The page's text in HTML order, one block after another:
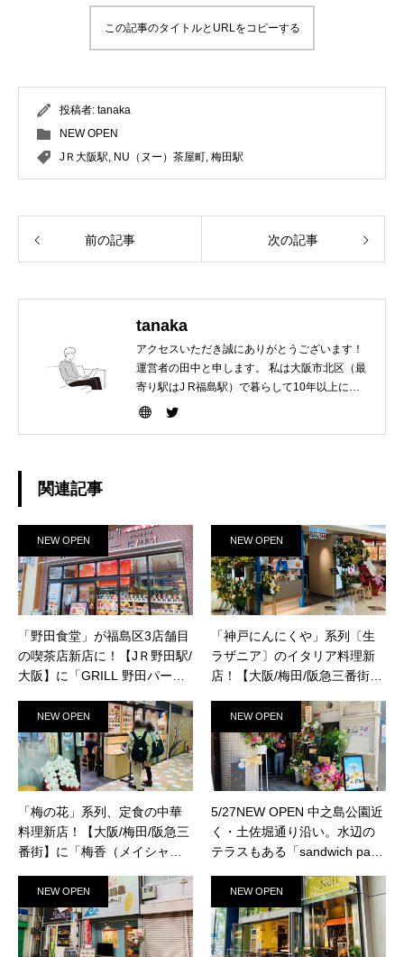
この記事のタイトルとURLをコピーする
投稿者: tanaka
NEW OPEN
JＲ大阪駅 NU（ヌー）茶屋町 梅田駅
前の記事 次の記事
tanaka
アクセスいただき誠にありがとうございます！
運営者の田中と申します。 私は大阪市北区（最
寄り駅はJ R福島駅）で暮らして10年以上にな
ります。 梅田福島野田を生活商圏として行き来
なと思っています。どうぞ宜しくお願いしま
す！
関連記事
NEW OPEN
「野田食堂」が福島区3店舗目
の喫茶店新店に！【JＲ野田駅/
大阪】に「GRILL 野田パーラ
規オープン！
NEW OPEN
「神戸にんにくや」系列〔生
ラザニア〕のイタリア料理新
店！【大阪/梅田/阪急三番街】
（木）新規オープン！
NEW OPEN
「梅の花」系列、定食の中華
料理新店！【大阪/梅田/阪急三
番街】に「梅香（メイシャ
プン！
NEW OPEN
5/27NEW OPEN 中之島公園近
く・土佐堀通り沿い。水辺の
テラスもある「sandwich parlo
7）」がオープンされていまし
た！【北浜駅/なにわ橋駅】
NEW OPEN NEW OPEN